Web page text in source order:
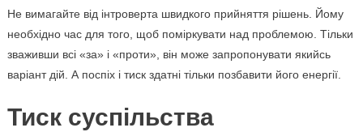
Не вимагайте від інтроверта швидкого прийняття рішень. Йому
необхідно час для того, щоб поміркувати над проблемою. Тільки
зваживши всі «за» і «проти», він може запропонувати якийсь
варіант дій. А поспіх і тиск здатні тільки позбавити його енергії.
Тиск суспільства